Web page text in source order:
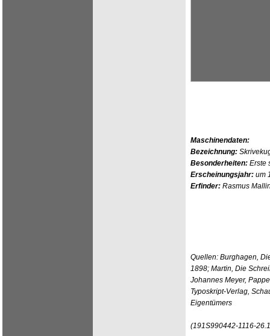
Maschinendaten:
Bezeichnung:
Besonderheiten: Erste
Erscheinungsjahr: um
Erfinder: Rasmus
Quellen: Burghagen,
1898; Martin, Die
Johannes Meyer,
Typoskript-Verlag,
Eigentümers
(191S990442-1116-